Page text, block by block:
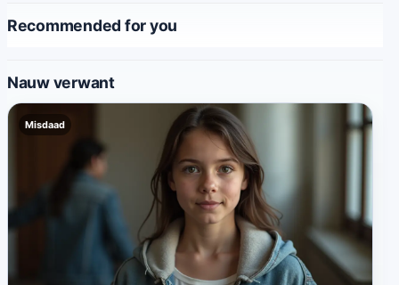
Recommended for you
Nauw verwant
Misdaad